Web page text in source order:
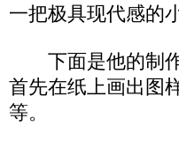
一把极具现代感的
下面是他的制作
首先在纸上画出图
等。